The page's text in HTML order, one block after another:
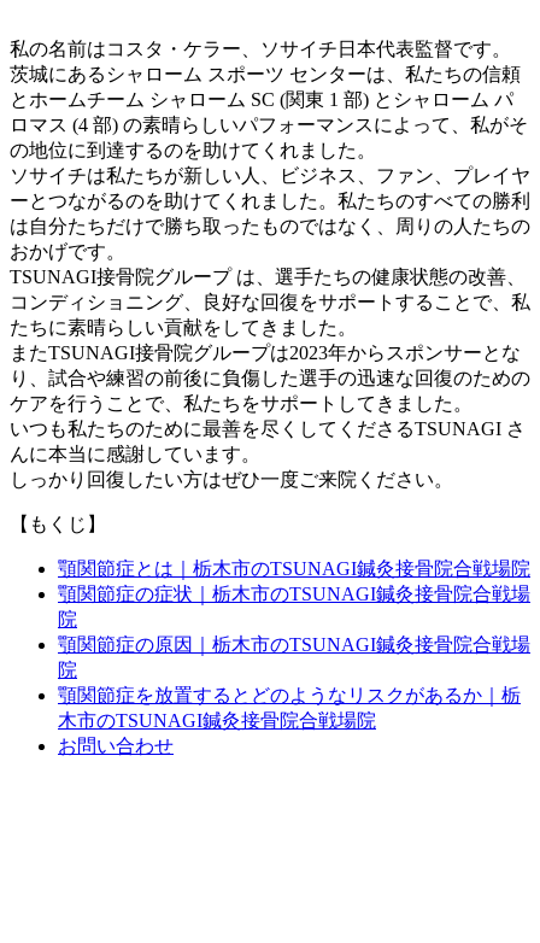
私の名前はコスタ・ケラー、ソサイチ日本代表監督です。
茨城にあるシャローム スポーツ センターは、私たちの信頼
とホームチーム シャローム SC (関東 1 部) とシャローム パ
ロマス (4 部) の素晴らしいパフォーマンスによって、私がそ
の地位に到達するのを助けてくれました。
ソサイチは私たちが新しい人、ビジネス、ファン、プレイヤ
ーとつながるのを助けてくれました。私たちのすべての勝利
は自分たちだけで勝ち取ったものではなく、周りの人たちの
おかげです。
TSUNAGI接骨院グループ は、選手たちの健康状態の改善、
コンディショニング、良好な回復をサポートすることで、私
たちに素晴らしい貢献をしてきました。
またTSUNAGI接骨院グループは2023年からスポンサーとな
り、試合や練習の前後に負傷した選手の迅速な回復のための
ケアを行うことで、私たちをサポートしてきました。
いつも私たちのために最善を尽くしてくださるTSUNAGI さ
んに本当に感謝しています。
しっかり回復したい方はぜひ一度ご来院ください。
【もくじ】
顎関節症とは｜栃木市のTSUNAGI鍼灸接骨院合戦場院
顎関節症の症状｜栃木市のTSUNAGI鍼灸接骨院合戦場
院
顎関節症の原因｜栃木市のTSUNAGI鍼灸接骨院合戦場
院
顎関節症を放置するとどのようなリスクがあるか｜栃
木市のTSUNAGI鍼灸接骨院合戦場院
お問い合わせ